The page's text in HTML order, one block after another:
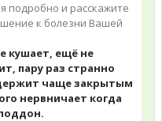
подробно и расскажите
к болезни Вашей
кушает, ещё не
пару раз странно
чаще закрытым
нервничает когда